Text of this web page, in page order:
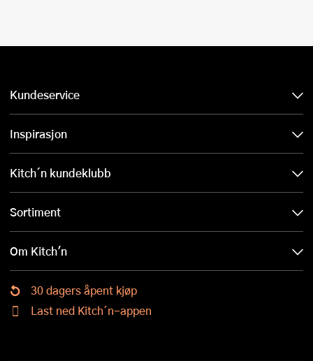
Kundeservice
Inspirasjon
Kitch´n kundeklubb
Sortiment
Om Kitch'n
30 dagers åpent kjøp
Last ned Kitch´n-appen